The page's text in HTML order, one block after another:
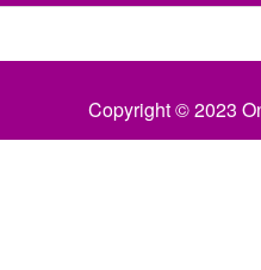
Copyright © 2023